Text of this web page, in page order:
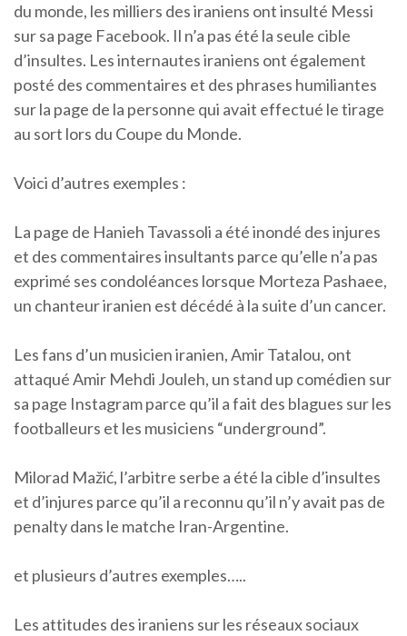
du monde, les milliers des iraniens ont insulté Messi
sur sa page Facebook. Il n’a pas été la seule cible
d’insultes. Les internautes iraniens ont également
posté des commentaires et des phrases humiliantes
sur la page de la personne qui avait effectué le tirage
au sort lors du Coupe du Monde.
Voici d’autres exemples :
La page de Hanieh Tavassoli a été inondé des injures
et des commentaires insultants parce qu’elle n’a pas
exprimé ses condoléances lorsque Morteza Pashaee,
un chanteur iranien est décédé à la suite d’un cancer.
Les fans d’un musicien iranien, Amir Tatalou, ont
attaqué Amir Mehdi Jouleh, un stand up comédien sur
sa page Instagram parce qu’il a fait des blagues sur les
footballeurs et les musiciens “underground”.
Milorad Mažić, l’arbitre serbe a été la cible d’insultes
et d’injures parce qu’il a reconnu qu’il n’y avait pas de
penalty dans le matche Iran-Argentine.
et plusieurs d’autres exemples…..
Les attitudes des iraniens sur les réseaux sociaux